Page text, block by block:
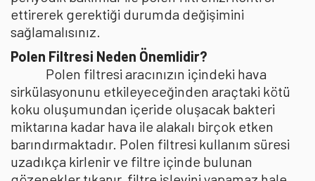
ettirerek gerektiği durumda değişimini
sağlamalısınız.
Polen Filtresi Neden Önemlidir?
Polen filtresi aracınızın içindeki hava
sirkülasyonunu etkileyeceğinden araçtaki kötü
koku oluşumundan içeride oluşacak bakteri
miktarına kadar hava ile alakalı birçok etken
barındırmaktadır. Polen filtresi kullanım süresi
uzadıkça kirlenir ve filtre içinde bulunan